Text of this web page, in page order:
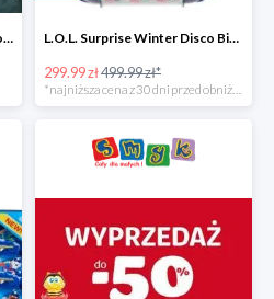
Poszewki dla dzieci w Smyku do -45% L.O.L. Surprise Winter Disco Bigger Surprise Zestaw laleczek w walizce -40%
299.99 zł499.99 zł*